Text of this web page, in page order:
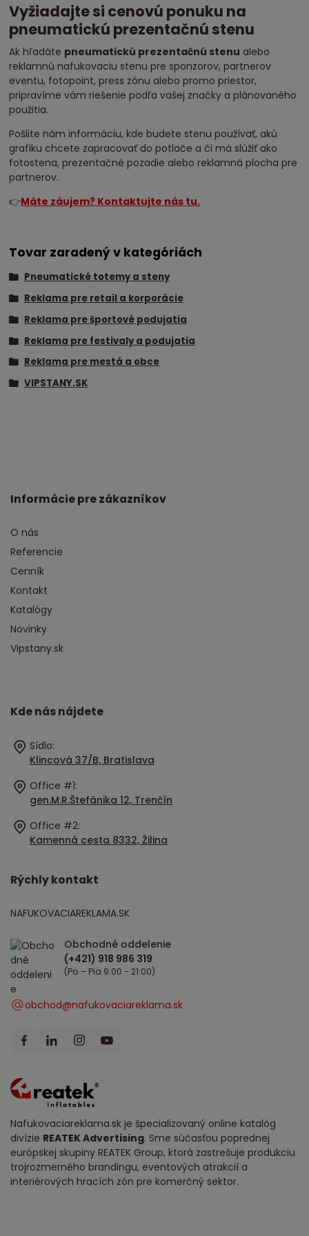
Vyžiadajte si cenovú ponuku na
pneumatickú prezentačnú stenu
Ak hľadáte pneumatickú prezentačnú stenu alebo
reklamnú nafukovaciu stenu pre sponzorov, partnerov
eventu, fotopoint, press zónu alebo promo priestor,
pripravíme vám riešenie podľa vašej značky a plánovaného
použitia.
Pošlite nám informáciu, kde budete stenu používať, akú
grafiku chcete zapracovať do potlače a či má slúžiť ako
fotostena, prezentačné pozadie alebo reklamná plocha pre
partnerov.
👉Máte záujem? Kontaktujte nás tu.
Tovar zaradený v kategóriách
Pneumatické totemy a steny
Reklama pre retail a korporácie
Reklama pre športové podujatia
Reklama pre festivaly a podujatia
Reklama pre mestá a obce
VIPSTANY.SK
Informácie pre zákazníkov
O nás
Referencie
Cenník
Kontakt
Katalógy
Novinky
Vipstany.sk
Kde nás nájdete
Sídlo:
Klincová 37/B, Bratislava
Office #1:
gen.M.R.Štefánika 12, Trenčín
Office #2:
Kamenná cesta 8332, Žilina
Nafukovaciareklama.sk je špecializovaný online katalóg
divízie REATEK Advertising. Sme súčasťou poprednej
európskej skupiny REATEK Group, ktorá zastrešuje produkciu
trojrozmerného brandingu, eventových atrakcií a
interiérových hracích zón pre komerčný sektor.
Rýchly kontakt
NAFUKOVACIAREKLAMA.SK
Obchodné oddelenie
(Po – Pia 9:00 - 21:00)
obchod@nafukovaciareklama.sk